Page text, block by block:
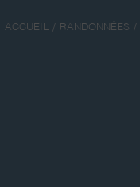
ACCUEIL RANDONNÉES